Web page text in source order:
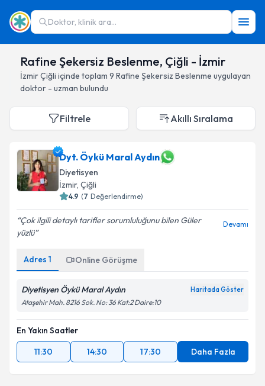
Doktor, klinik ara...
Rafine Şekersiz Beslenme, Çiğli - İzmir
İzmirÇiğli içinde toplam 9 Rafine Şekersiz Beslenme uygulayan
doktor - uzman bulundu
Filtrele Akıllı Sıralama
Dyt. Öykü Maral Aydın
Diyetisyen
İzmir, Çiğli
4.9 (7 Değerlendirme)
Çok ilgili detaylı tarifler sorumluluğunu bilen Güler
yüzlü
Devamı
Adres 1 Online Görüşme
Diyetisyen Öykü Maral Aydın Haritada Göster
Ataşehir Mah. 8216 Sok. No: 36 Kat:2 Daire:10
En Yakın Saatler
11:30
14:30 17:30 Daha Fazla